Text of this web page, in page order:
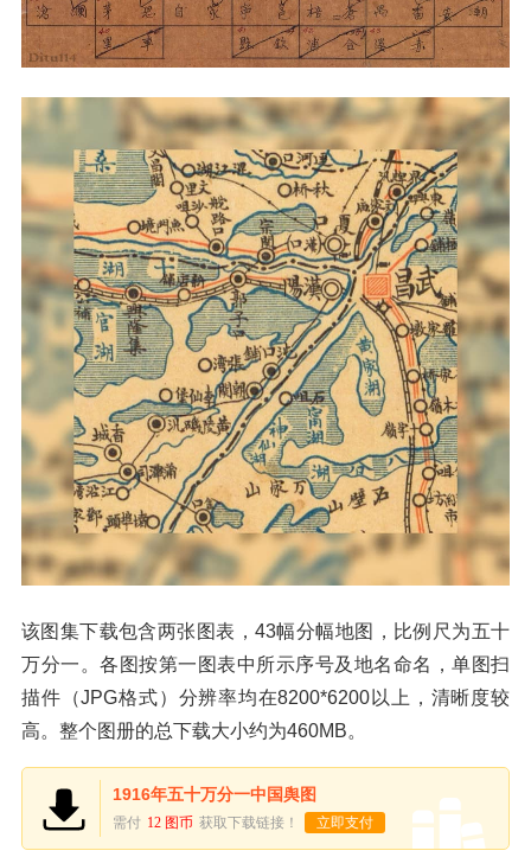
该图集下载包含两张图表，43幅分幅地图，比例尺为五十
万分一。各图按第一图表中所示序号及地名命名，单图扫
描件（JPG格式）分辨率均在8200*6200以上，清晰度较
高。整个图册的总下载大小约为460MB。
1916年五十万分一中国舆图
需付 12 图币 获取下载链接！ 立即支付